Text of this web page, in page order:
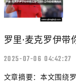
罗里·麦克罗伊
2025-07-06 04:42:27
文章摘要：本文围绕